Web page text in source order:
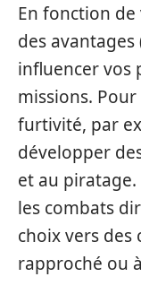
En fonction
des
influencer vos
missions.
furtivité, par
développer
et au piratage.
les combats
choix vers des
rapproché ou